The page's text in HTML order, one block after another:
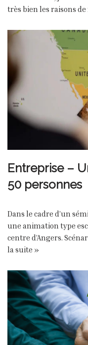
très bien les raisons
Entreprise –
50 personnes
Dans le cadre d’un
une animation type
centre d’Angers.
la suite »